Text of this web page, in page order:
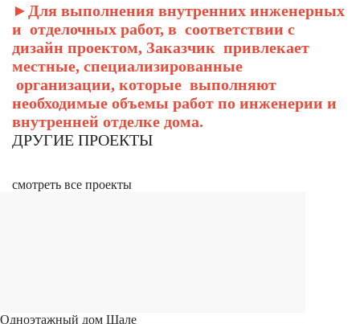
►Для выполнения внутренних инженерных
и отделочных работ, в соответствии с
дизайн проектом, Заказчик привлекает
местные, специализированные
организации, которые выполняют
необходимые объемы работ по инженерии и
внутренней отделке дома.
ДРУГИЕ ПРОЕКТЫ
смотреть все проекты
Одноэтажный дом Шале